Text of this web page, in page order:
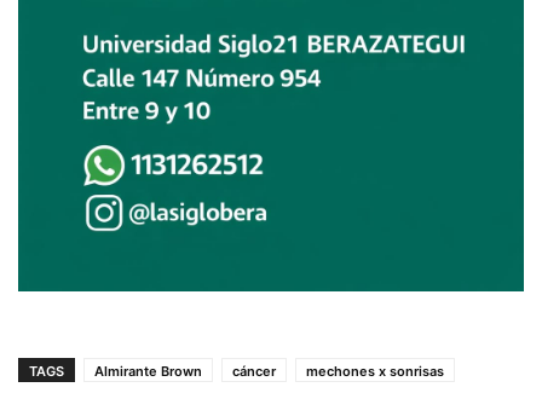
TAGS Almirante Brown cáncer mechones x sonrisas